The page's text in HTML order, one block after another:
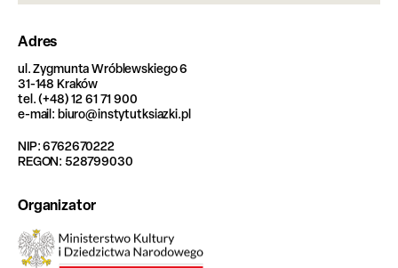
Adres
ul. Zygmunta Wróblewskiego 6
31-148 Kraków
tel. (+48) 12 61 71 900
e-mail: biuro@instytutksiazki.pl
NIP: 6762670222
REGON: 528799030
Organizator